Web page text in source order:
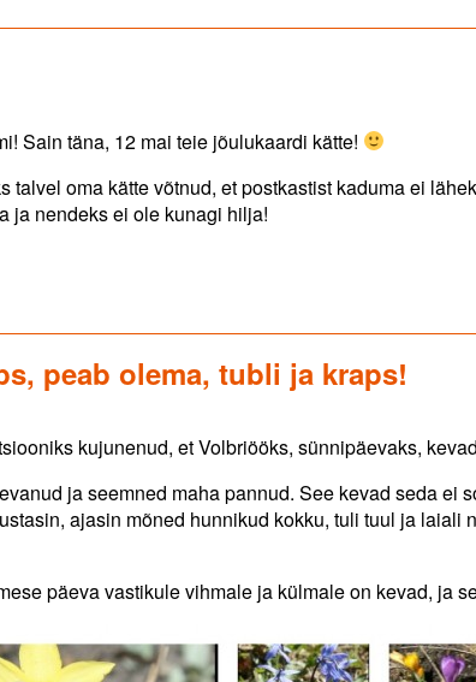
Sain täna, 12 mai teie jõulukaardi kätte!
talvel oma kätte võtnud, et postkastist kaduma ei
ja nendeks ei ole kunagi hilja!
peab olema, tubli ja kraps!
kujunenud, et Volbriööks, sünnipäevaks,
ja seemned maha pannud. See kevad seda ei
ajasin mõned hunnikud kokku, tuli tuul ja laiali
päeva vastikule vihmale ja külmale on kevad, ja